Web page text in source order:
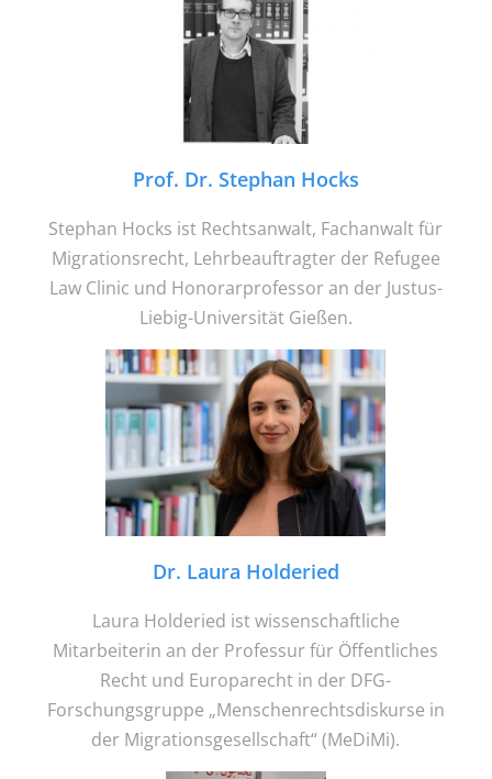
Prof. Dr. Stephan Hocks
Stephan Hocks ist Rechtsanwalt, Fachanwalt für
Migrationsrecht, Lehrbeauftragter der Refugee
Law Clinic und Honorarprofessor an der Justus-
Liebig-Universität Gießen.
Dr. Laura Holderied
Laura Holderied ist wissenschaftliche
Mitarbeiterin an der Professur für Öffentliches
Recht und Europarecht in der DFG-
Forschungsgruppe „Menschenrechtsdiskurse in
der Migrationsgesellschaft“ (MeDiMi).